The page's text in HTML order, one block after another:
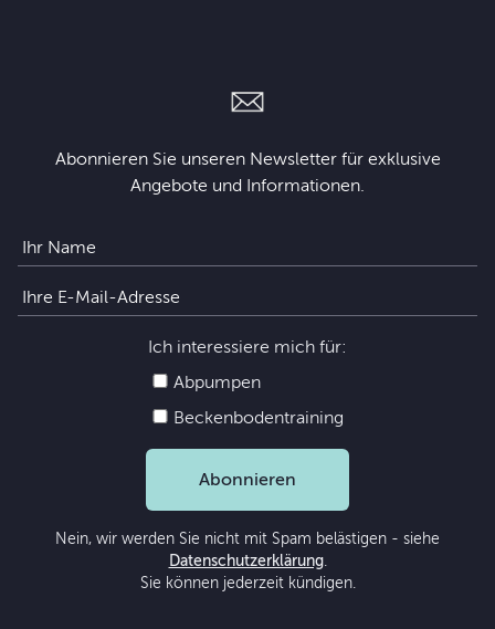
Abonnieren Sie unseren Newsletter für exklusive
Angebote und Informationen.
Ich interessiere mich für:
Abpumpen
Beckenbodentraining
Abonnieren
Nein, wir werden Sie nicht mit Spam belästigen - siehe
Datenschutzerklärung.
Sie können jederzeit kündigen.